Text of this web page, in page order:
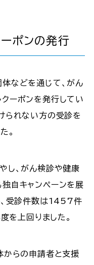
ポンの発行
などを通じて、がん
ーポンを発行してい
られない方の受診を
。
し、がん検診や健康
自キャンペーンを展
受診件数は1457件
を上回りました。
からの申請者と支援